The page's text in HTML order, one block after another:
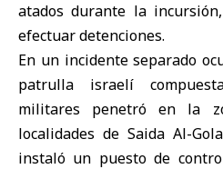
atados durante la
efectuar detenciones.
En un incidente separado
patrulla israelí
militares penetró en la
localidades de Saida Al-
instaló un puesto de